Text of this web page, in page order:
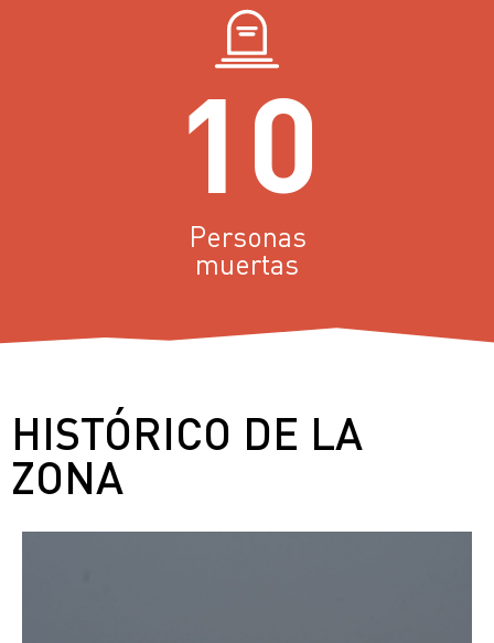
10
Personas
muertas
HISTÓRICO DE LA
ZONA